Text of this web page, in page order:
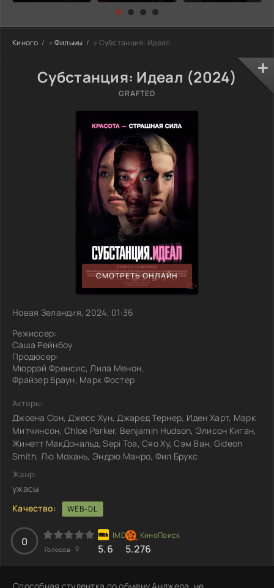
Киного » Фильмы » Субстанция: Идеал
Субстанция: Идеал (2024)
GRAFTED
СМОТРЕТЬ ОНЛАЙН
Новая Зеландия, 2024, 01:36
Режиссер:
Саша Рейнбоу
Продюсер:
Мюррэй Френсис, Лила Менон,
Фрайзер Браун, Марк Фостер
Актеры:
Джоена Сон, Джесс Хун, Джаред Тернер, Иден Харт, Марк
Митчинсон, Chloe Parker, Benjamin Hudson, Элисон Киган,
Жинетт МакДональд, Sepi Toa, Сяо Ху, Сэм Ван, Gideon
Smith, Лю Мохань, Эндрю Манро, Фил Брукс
Жанр:
ужасы
Качество:
WEB-DL
0
Голосов: 0 5.6 5.276